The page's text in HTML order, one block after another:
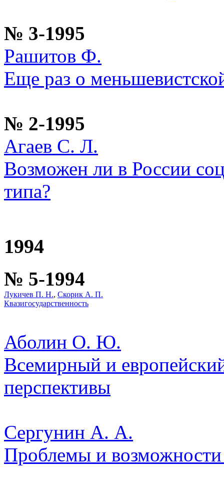
№ 3-1995
Рашитов Ф.
Еще раз о
№ 2-1995
Агаев С. Л.
Возможен ли в России
типа?
1994
№ 5-1994
Лукичев П. Н., Скорик А. П.
Квазигосударственность
Аболин О. Ю.
Всемирный и
перспективы
Сергунин А. А.
Проблемы и возможности